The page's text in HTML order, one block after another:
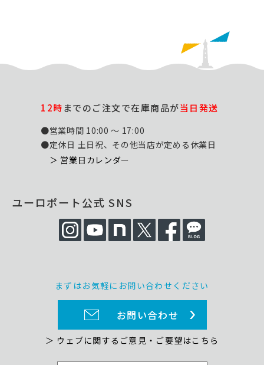
12時までのご注文で在庫商品が当日発送
●営業時間 10:00 ～ 17:00
●定休日 土日祝、その他当店が定める休業日
＞ 営業日カレンダー
ユーロポート公式 SNS
まずはお気軽にお問い合わせください
お問い合わせ
＞ ウェブに関するご意見・ご要望はこちら